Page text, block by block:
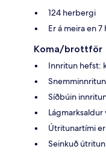
124 herbergi
Er á meira en
Koma/brottför
Innritun hefst:
Síðbúin
Lágmarksaldur
Útritunartími
Seinkuð